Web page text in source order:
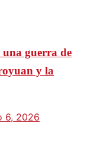
una guerra de
y la
6, 2026